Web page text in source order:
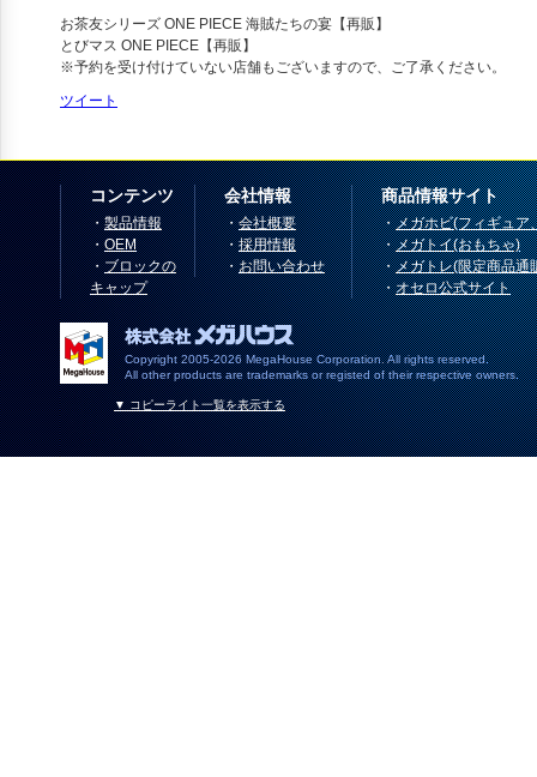
お茶友シリーズ ONE PIECE 海賊たちの宴【再販】
とびマス ONE PIECE【再販】
※予約を受け付けていない店舗もございますので、ご了承ください。
ツイート
コンテンツ
・製品情報
・OEM
・ブロックの
キャップ
会社情報
・会社概要
・採用情報
・お問い合わせ
商品情報サイト
・メガホビ(フィギュア
・メガトイ(おもちゃ)
・メガトレ(限定商品通
・オセロ公式サイト
Copyright 2005-2026 MegaHouse Corporation. All rights reserved.
All other products are trademarks or registed of their respective owners.
▼ コピーライト一覧を表示する